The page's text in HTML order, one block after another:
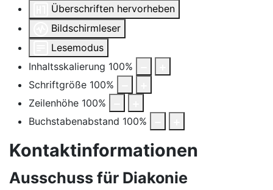
Überschriften hervorheben
Bildschirmleser
Lesemodus
Inhaltsskalierung 100%
Schriftgröße 100%
Zeilenhöhe 100%
Buchstabenabstand 100%
Kontaktinformationen
Ausschuss für Diakonie